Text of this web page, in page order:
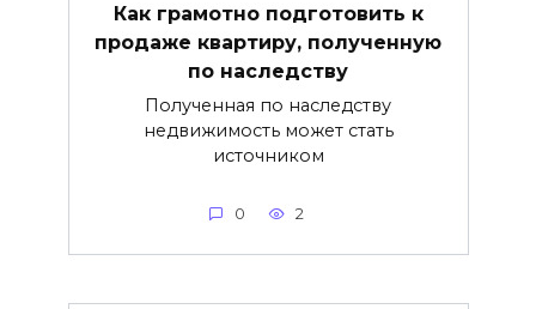
Как грамотно подготовить к
продаже квартиру, полученную
по наследству
Полученная по наследству
недвижимость может стать
источником
0 2